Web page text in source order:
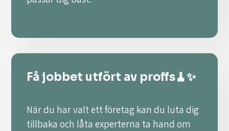
Få jobbet utfört av proffs🧹✨
När du har valt ett företag kan du luta dig
tillbaka och låta experterna ta hand om